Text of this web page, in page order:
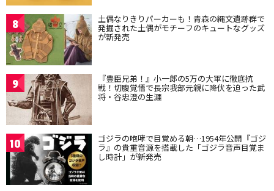
8 土偶なりきりパーカーも！青森の縄文遺跡群で
発掘された土偶がモチーフのキュートなグッズ
が新発売
9 『豊臣兄弟！』小一郎の5万の大軍に徹底抗
戦！切腹覚悟で長宗我部元親に降伏を迫った武
将・谷忠澄の生涯
10 ゴジラの咆哮で目覚める朝…1954年公開『ゴジ
ラ』の貴重音源を搭載した「ゴジラ音声目覚ま
し時計」が新発売